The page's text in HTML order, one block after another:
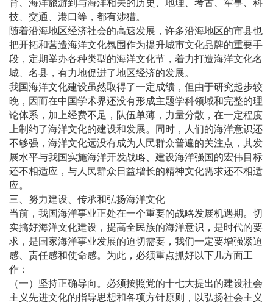
育、海洋旅游到与海洋相关的历史、地理、考古、军事、科
技、交通、港口等，都有涉猎。
随着沿海地区经济社会的高速发展，许多沿海地区的市县也
把开拓和营造海洋文化氛围作为提升城市文化品牌的重要手
段，定期举办各种类型的海洋文化节，着力打造海洋文化名
城、名县，有力地促进了地区经济的发展。
我国海洋文化建设虽然取得了一定成绩，但由于研究起步较
晚，因而在中国学术界还没有形成主题学科领域和完整的理
论体系，加上经费不足，队伍单薄，力量分散，在一定程度
上制约了海洋文化的建设和发展。同时，人们的海洋意识还
不够强，海洋文化远没有成为人民群众普遍的关注点，其发
展水平与我国实施海洋开发战略、建设海洋强国的宏伟目标
还不相适应，与人民群众日益增长的精神文化需求还不相适
应。
三、努力建设、传承和弘扬海洋文化
当前，我国海洋事业正处在一个重要的战略发展机遇期。切
实搞好海洋文化建设，提高全民族的海洋意识，是时代的要
求，是国家海洋事业发展的迫切需要，我们一定要增强紧迫
感、责任感和使命感。为此，必须重点抓好以下几方面工
作：
（一）坚持正确导向。必须按照党的十七大提出的建设社会
主义先进文化的指导思想和各项方针原则，以弘扬社会主义